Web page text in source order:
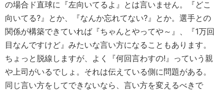
の場合ド直球に『左向いてるよ』とは言いません。『どこ
向いてる?』とか、『なんか忘れてない?』とか。選手との
関係が構築できていれば『ちゃんとやってや～』、『1万回
目なんですけど』みたいな言い方になることもあります。
ちょっと脱線しますが、よく『何回言わすの!』っていう親
や上司がいるでしょ。それは伝えている側に問題がある。
同じ言い方をしてできないなら、言い方を変えるべきで